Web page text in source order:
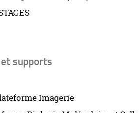
supports
Imagerie